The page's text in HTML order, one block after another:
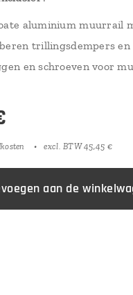
aluminium muurrail
trillingsdempers en
en schroeven voor
excl. BTW 45,45 €
aan de